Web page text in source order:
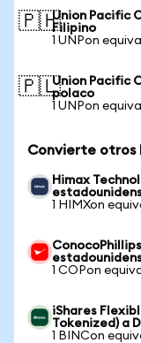
🇵🇭Union Pacific
Filipino
1 UNPon
🇵🇱Union Pacific
polaco
1 UNPon
Convierte otros
Himax
1 HIMXon
1 COPon
iShares
Tokenized) a
1 BINCon